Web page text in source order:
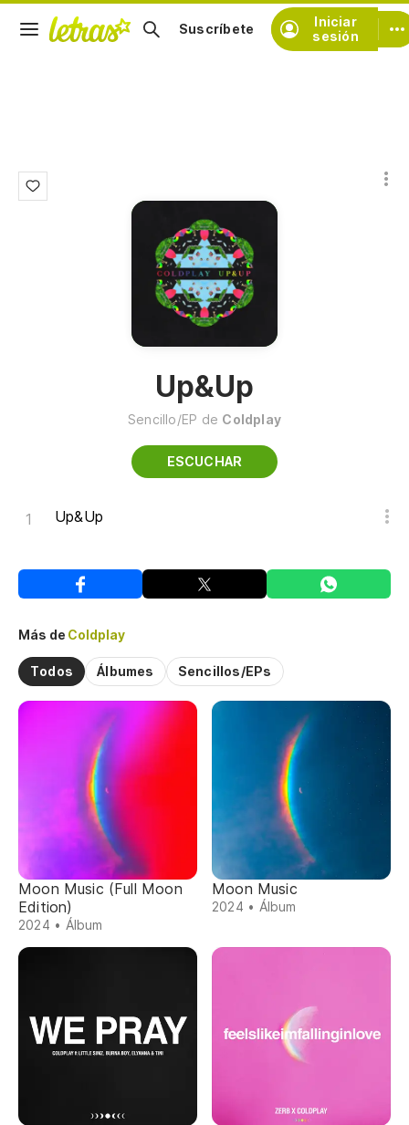
Iniciar
sesión
Suscríbete
Up&Up
Sencillo/EP de Coldplay
ESCUCHAR
Up&Up
Más de Coldplay
Todos Álbumes Sencillos/EPs
Moon Music (Full Moon
Edition)
2024 • Álbum
Moon Music
2024 • Álbum